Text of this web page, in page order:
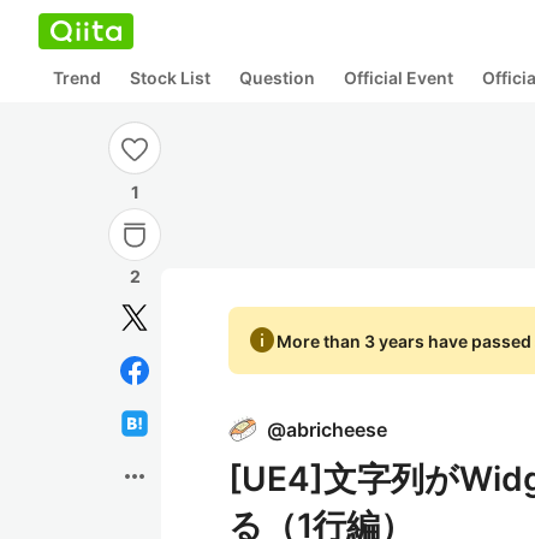
Trend Stock List Question Official Event
1
2
more_horiz
infoMore than 3 years have
@abricheese
[UE4]文字列が
る（1行編）